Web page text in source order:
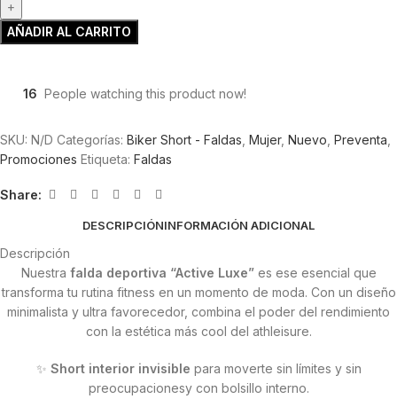
AÑADIR AL CARRITO
16 People watching this product now!
SKU: N/D Categorías: Biker Short - Faldas Mujer, Nuevo Preventa
Promociones Etiqueta: Faldas
Share:
DESCRIPCIÓNINFORMACIÓN ADICIONAL
Descripción
Nuestra falda deportiva “Active Luxe”es ese esencial que
transforma tu rutina fitness en un momento de moda. Con un diseño
minimalista y ultra favorecedor, combina el poder del rendimiento
con la estética más cool del athleisure.
✨ Short interior invisible para moverte sin límites y sin
preocupacionesy con bolsillo interno.